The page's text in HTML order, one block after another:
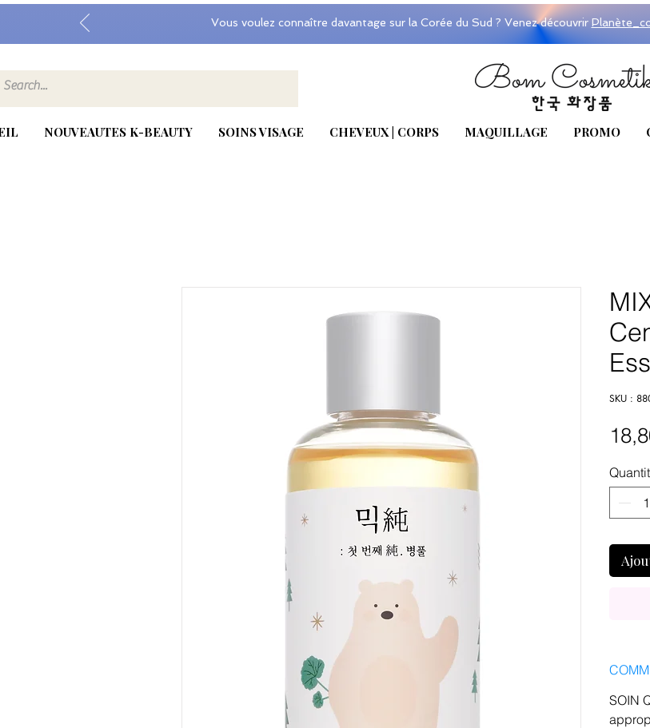
Vous voulez connaître davantage sur la Corée du Sud ? Venez découvrir
NOUVEAUTES K-BEAUTY SOINS VISAGE CHEVEUX | CORPS MAQUILLAGE PROMO
SKU :
SOIN